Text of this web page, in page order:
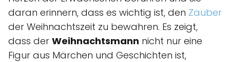
daran erinnern, dass es wichtig ist, den Zauber
der Weihnachtszeit zu bewahren. Es zeigt,
dass der Weihnachtsmann nicht nur eine
Figur aus Märchen und Geschichten ist,